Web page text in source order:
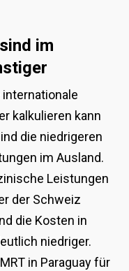
im
internationale
kalkulieren kann
die niedrigeren
im Ausland.
Leistungen
der Schweiz
die Kosten in
niedriger.
in Paraguay für